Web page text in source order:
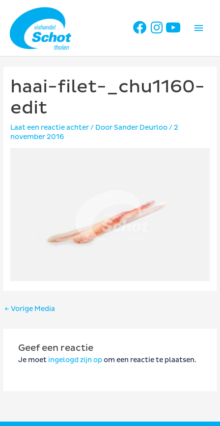
inhoud
haai-filet-_chu1160-
edit
Laat een reactie achter/ DoorSander Deurloo/ 2
november 2016
Bericht
← Vorige Media
Geef een reactie
Je moet ingelogd zijn opom een reactie te plaatsen.